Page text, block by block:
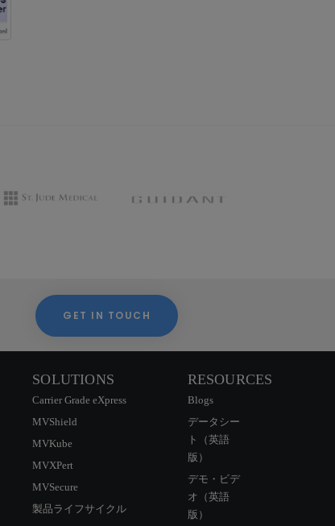
CONTACT US
GET IN TOUCH
SOLUTIONS
Carrier Grade eXpress
MVShield
MVKube
MVXPert
MVSecure
製品ライフサイクル
RESOURCES
Blogs
データシー
ト（英語
版）
デモ・ビデ
オ（英語
版）